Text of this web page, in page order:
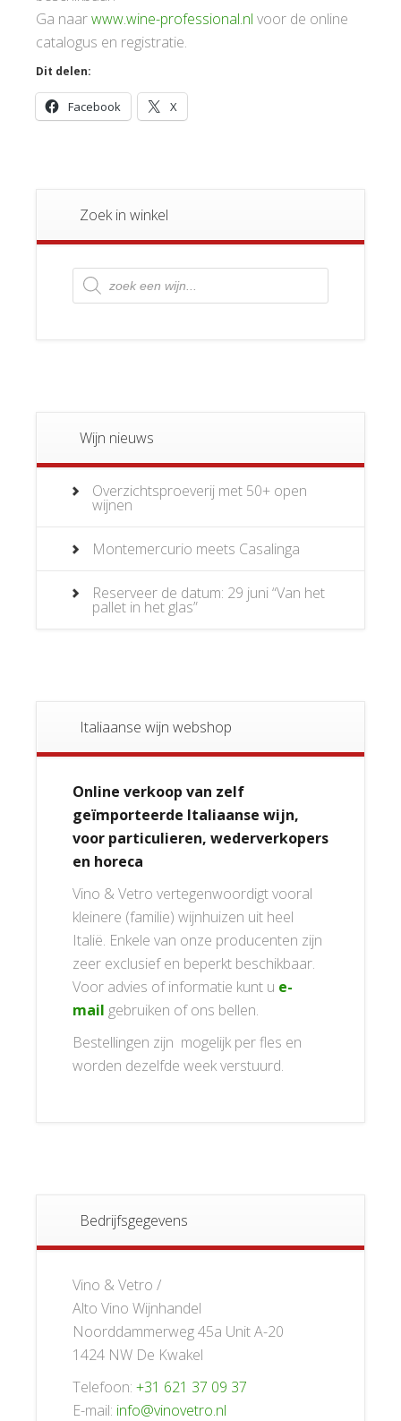
Ga naarwww.wine-professional.nl voor de online
catalogus en registratie.
Dit delen:
Facebook X
Zoek in winkel
Producten
zoeken
Wijn nieuws
Overzichtsproeverij met 50+ open
wijnen
Montemercurio meets Casalinga
Reserveer de datum: 29 juni “Van het
pallet in het glas”
Italiaanse wijn webshop
Online verkoop van zelf
geïmporteerde Italiaanse wijn,
voor particulieren, wederverkopers
en horeca
Vino & Vetro vertegenwoordigt vooral
kleinere (familie) wijnhuizen uit heel
Italië. Enkele van onze producenten zijn
zeer exclusief en beperkt beschikbaar.
Voor advies of informatie kunt u e-
mail gebruiken of ons bellen.
Bestellingen zijn mogelijk per fles en
worden dezelfde week verstuurd.
Bedrijfsgegevens
Vino & Vetro /
Alto Vino Wijnhandel
Noorddammerweg 45a Unit A-20
1424 NW De Kwakel
Telefoon: +31 621 37 09 37
E-mail: info@vinovetro.nl